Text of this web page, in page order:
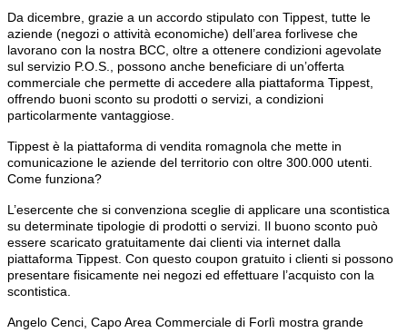
Da dicembre, grazie a un accordo stipulato con Tippest, tutte le
aziende (negozi o attività economiche) dell’area forlivese che
lavorano con la nostra BCC, oltre a ottenere condizioni agevolate
sul servizio P.O.S., possono anche beneficiare di un’offerta
commerciale che permette di accedere alla piattaforma Tippest,
offrendo buoni sconto su prodotti o servizi, a condizioni
particolarmente vantaggiose.
Tippest è la piattaforma di vendita romagnola che mette in
comunicazione le aziende del territorio con oltre 300.000 utenti.
Come funziona?
L’esercente che si convenziona sceglie di applicare una scontistica
su determinate tipologie di prodotti o servizi. Il buono sconto può
essere scaricato gratuitamente dai clienti via internet dalla
piattaforma Tippest. Con questo coupon gratuito i clienti si possono
presentare fisicamente nei negozi ed effettuare l’acquisto con la
scontistica.
Angelo Cenci, Capo Area Commerciale di Forlì mostra grande